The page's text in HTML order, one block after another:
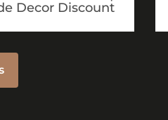
Decor Discount